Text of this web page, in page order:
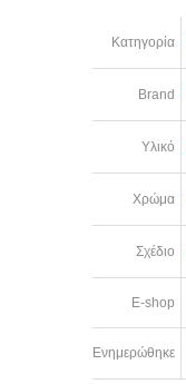
Κατηγορία
Brand
Υλικό
Χρώμα
Σχέδιο
E-shop
Ενημερώθηκε